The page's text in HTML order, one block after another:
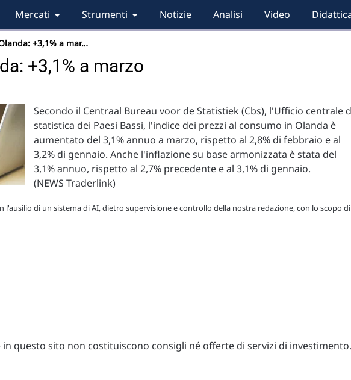
Mercati Strumenti Notizie Analisi Video
+3,1% a mar…
+3,1% a marzo
Secondo il Centraal Bureau voor de Statistiek (Cbs), l'Ufficio centrale
statistica dei Paesi Bassi, l'indice dei prezzi al consumo in Olanda è
aumentato del 3,1% annuo a marzo, rispetto al 2,8% di febbraio e al
3,2% di gennaio. Anche l'inflazione su base armonizzata è stata del
3,1% annuo, rispetto al 2,7% precedente e al 3,1% di gennaio.
(NEWS Traderlink)
l'ausilio di un sistema di AI, dietro supervisione e controllo della nostra redazione, con lo scopo di
questo sito non costituiscono consigli né offerte di servizi di investimento.